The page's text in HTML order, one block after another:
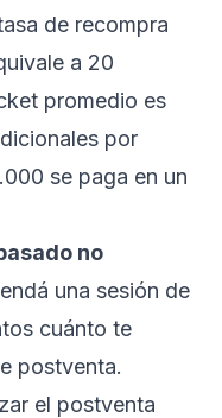
de recompra
a 20
promedio es
por
se paga en un
no
una sesión de
cuánto te
postventa.
el postventa